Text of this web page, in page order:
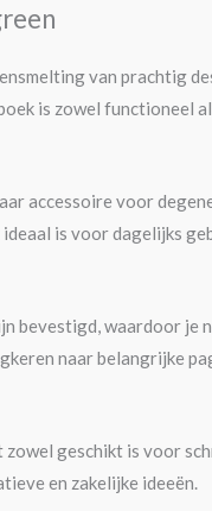
van prachtig
is zowel functioneel
accessoire voor
is voor dagelijks
bevestigd, waardoor je
naar belangrijke
geschikt is voor
en zakelijke ideeën.